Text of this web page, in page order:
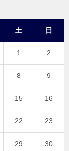
土 日
1 2
8 9
15 16
22 23
29 30